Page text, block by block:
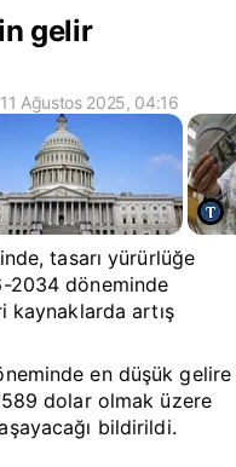
gelir
Ağustos 2025, 04:16
tasarı yürürlüğe
2034 döneminde
kaynaklarda artış
en düşük gelire
dolar olmak üzere
bildirildi.